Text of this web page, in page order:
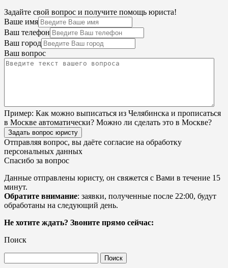
Задайте свой вопрос и получите помощь юриста!
Ваше имя
Ваш телефон
Ваш город
Ваш вопрос
Пример: Как можно выписаться из Челябинска и прописаться
в Москве автоматически? Можно ли сделать это в Москве?
Задать вопрос юристу
Отправляя вопрос, вы даёте согласие на обработку
персональных данных
Спасибо за вопрос
Данные отправлены юристу, он свяжется с Вами в течение 15
минут.
Обратите внимание: заявки, полученные после 22:00, будут
обработаны на следующий день.
Не хотите ждать? Звоните прямо сейчас:
Поиск